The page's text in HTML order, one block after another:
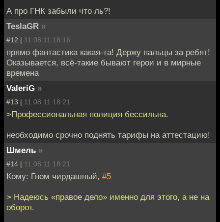
А про ГНК забыли что ль?!
TeslaGR »
#12 | 11.08.11 18:16
прямо фантастика какая-та! Держу пальцы за ребят!
Оказывается, всё-такие бывают герои и в мирные
времена
ValeriG »
#13 | 11.08.11 18:21
>Профессиональная полиция бессильна.
необходимо срочно поднять тарифы на аттестацию!
Шмель »
#14 | 11.08.11 18:21
Кому: Гном чирдашный, #5
> Надеюсь «правое дело» именно для этого, а не на
оборот.